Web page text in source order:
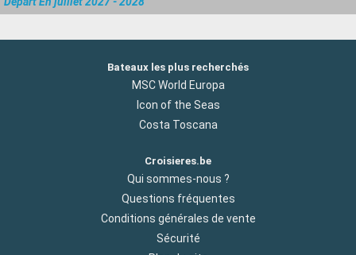
Bateaux les plus recherchés
MSC World Europa
Icon of the Seas
Costa Toscana
Croisieres.be
Qui sommes-nous ?
Questions fréquentes
Conditions générales de vente
Sécurité